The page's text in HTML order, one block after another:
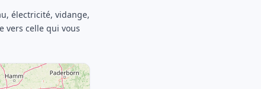
électricité, vidange,
vers celle qui vous